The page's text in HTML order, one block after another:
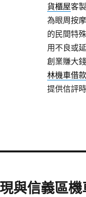
貨櫃屋客
為眼周按
的民間特
用不良或
創業賺大
林機車借款
提供信評
與信義區